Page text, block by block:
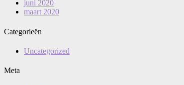
juni 2020
maart 2020
Categorieën
Uncategorized
Meta